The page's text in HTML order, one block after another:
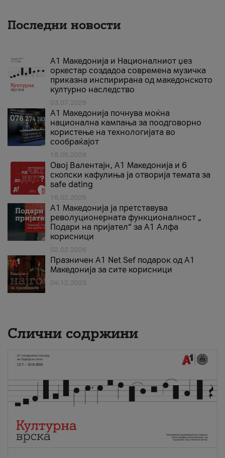
Последни новости
А1 Македонија и Националниот џез
оркестар создадоа современа музичка
приказна инспирирана од македонското
културно наследство
03.07.2026
A1 Македонија почнува моќна
национална кампања за поодговорно
користење на технологијата во
сообраќајот
18.05.2026
Овој Валентајн, A1 Македонија и 6
скопски кафулиња ја отворија темата за
safe dating
16.02.2026
А1 Македонија ја претставува
револуционерната функционалност „
Подари на пријател“ за А1 Алфа
корисници
02.02.2026
Празничен A1 Net Sеf подарок од А1
Македонија за сите корисници
04.12.2025
Слични содржини